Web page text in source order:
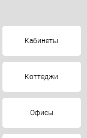
Кабинеты
Коттеджи
Офисы